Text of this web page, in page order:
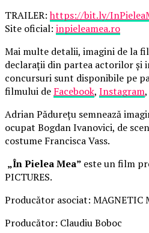
TRAILER:https://bit.ly/
Site oficial: inpieleamea.ro
Mai multe detalii, imagini de la
declarații din partea actorilor și
concursuri sunt disponibile pe
filmului de Facebook, Instagram,
Adrian Pădurețu semnează
ocupat Bogdan Ivanovici, de
costume Francisca Vass.
„În Pielea Mea” este un film
PICTURES.
Producător asociat: MAGNETIC
Producător: Claudiu Boboc